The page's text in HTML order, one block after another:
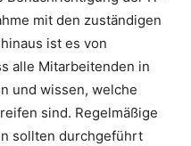
mit den zuständigen
ist es von
alle Mitarbeitenden in
und wissen, welche
sind. Regelmäßige
sollten durchgeführt